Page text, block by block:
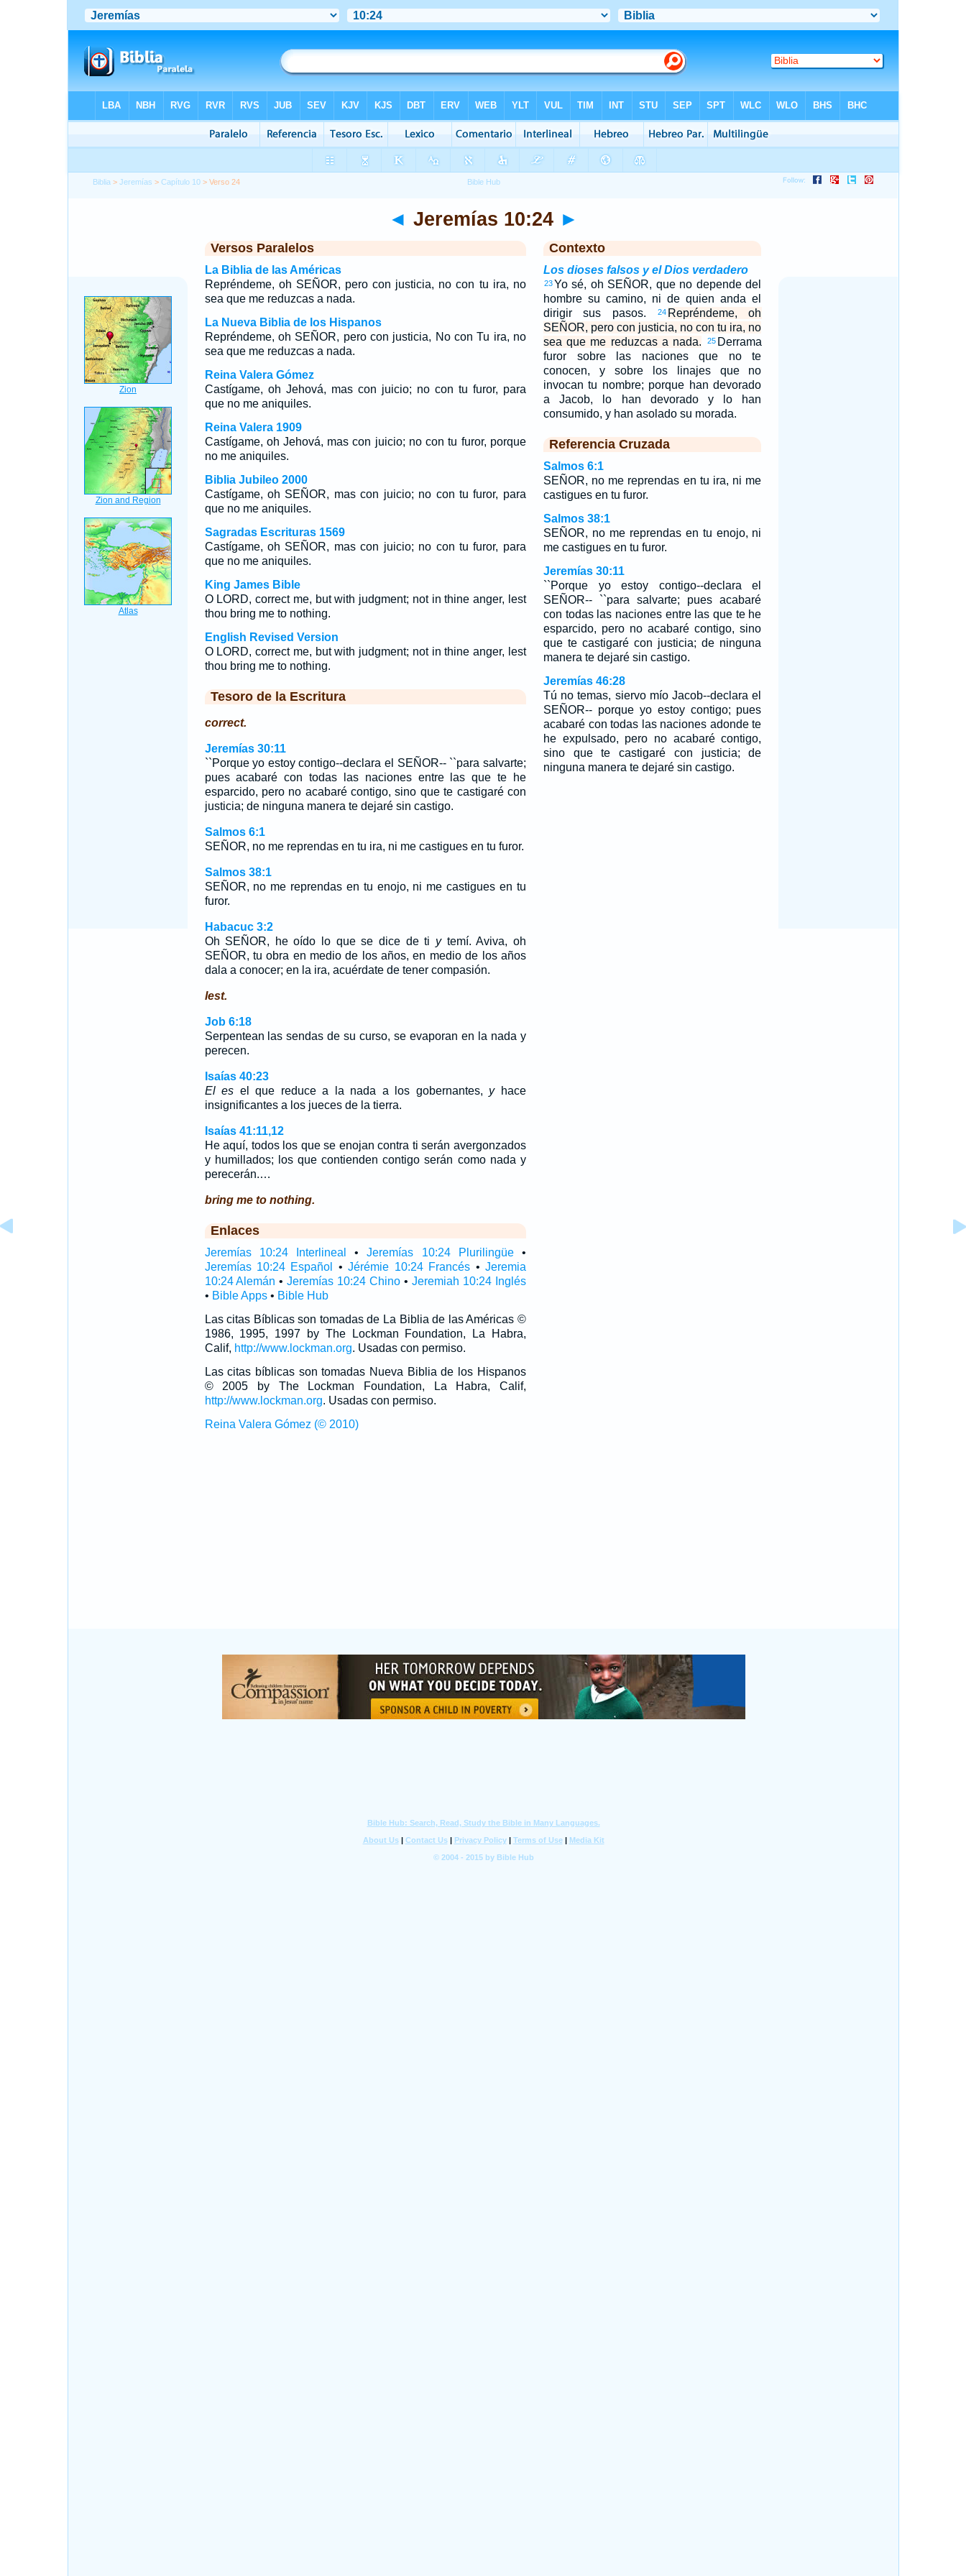
Biblia >Jeremías >Capítulo 10 > Verso 24
◄ Jeremías 10:24 ►
Versos Paralelos
La Biblia de las Américas
Repréndeme, oh SEÑOR, pero con justicia, no con tu ira, no
sea que me reduzcas a nada.
La Nueva Biblia de los Hispanos
Repréndeme, oh SEÑOR, pero con justicia, No con Tu ira, no
sea que me reduzcas a nada.
Reina Valera Gómez
Castígame, oh Jehová, mas con juicio; no con tu furor, para
que no me aniquiles.
Reina Valera 1909
Castígame, oh Jehová, mas con juicio; no con tu furor, porque
no me aniquiles.
Biblia Jubileo 2000
Castígame, oh SEÑOR, mas con juicio; no con tu furor, para
que no me aniquiles.
Sagradas Escrituras 1569
Castígame, oh SEÑOR, mas con juicio; no con tu furor, para
que no me aniquiles.
King James Bible
O LORD, correct me, but with judgment; not in thine anger, lest
thou bring me to nothing.
English Revised Version
O LORD, correct me, but with judgment; not in thine anger, lest
thou bring me to nothing.
Tesoro de la Escritura
correct.
Jeremías 30:11
``Porque yo estoy contigo--declara el SEÑOR-- ``para salvarte;
pues acabaré con todas las naciones entre las que te he
esparcido, pero no acabaré contigo, sino que te castigaré con
justicia; de ninguna manera te dejaré sin castigo.
Salmos 6:1
SEÑOR, no me reprendas en tu ira, ni me castigues en tu furor.
Salmos 38:1
SEÑOR, no me reprendas en tu enojo, ni me castigues en tu
furor.
Habacuc 3:2
Oh SEÑOR, he oído lo que se dice de ti ytemí. Aviva, oh
SEÑOR, tu obra en medio de los años, en medio de los años
dala a conocer; en la ira, acuérdate de tener compasión.
lest.
Job 6:18
Serpentean las sendas de su curso, se evaporan en la nada y
perecen.
Isaías 40:23
El es el que reduce a la nada a los gobernantes, yhace
insignificantes a los jueces de la tierra.
Isaías 41:11,12
He aquí, todos los que se enojan contra ti serán avergonzados
y humillados; los que contienden contigo serán como nada y
perecerán.…
bring me to nothing.
Enlaces
Jeremías 10:24 Interlineal •Jeremías 10:24 Plurilingüe•
Jeremías 10:24 Español
•Jérémie 10:24 Francés • Jeremia
10:24 Alemán •Jeremías 10:24 Chino •Jeremiah 10:24 Inglés
• Bible Apps• Bible Hub
Las citas Bíblicas son tomadas de La Biblia de las Américas ©
1986, 1995, 1997 by The Lockman Foundation, La Habra,
Calif, http://www.lockman.org. Usadas con permiso.
Las citas bíblicas son tomadas Nueva Biblia de los Hispanos
© 2005 by The Lockman Foundation, La Habra, Calif,
http://www.lockman.org. Usadas con permiso.
Reina Valera Gómez (© 2010)
Contexto
Los dioses falsos y el Dios verdadero
23Yo sé, oh SEÑOR, que no depende del
hombre su camino, ni de quien anda el
dirigir sus pasos.
24 Repréndeme, oh
SEÑOR, pero con justicia, no con tu ira, no
sea que me reduzcas a nada.
25 Derrama
furor sobre las naciones que no te
conocen, y sobre los linajes que no
invocan tu nombre; porque han devorado
a Jacob, lo han devorado y lo han
consumido, y han asolado su morada.
Referencia Cruzada
Salmos 6:1
SEÑOR, no me reprendas en tu ira, ni me
castigues en tu furor.
Salmos 38:1
SEÑOR, no me reprendas en tu enojo, ni
me castigues en tu furor.
Jeremías 30:11
``Porque yo estoy contigo--declara el
SEÑOR-- ``para salvarte; pues acabaré
con todas las naciones entre las que te he
esparcido, pero no acabaré contigo, sino
que te castigaré con justicia; de ninguna
manera te dejaré sin castigo.
Jeremías 46:28
Tú no temas, siervo mío Jacob--declara el
SEÑOR-- porque yo estoy contigo; pues
acabaré con todas las naciones adonde te
he expulsado, pero no acabaré contigo,
sino que te castigaré con justicia; de
ninguna manera te dejaré sin castigo.